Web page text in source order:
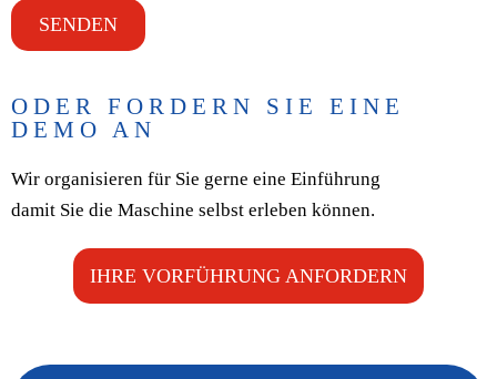
ODER FORDERN SIE EINE
DEMO AN
Wir organisieren für Sie gerne eine Einführung
damit Sie die Maschine selbst erleben können.
IHRE VORFÜHRUNG ANFORDERN